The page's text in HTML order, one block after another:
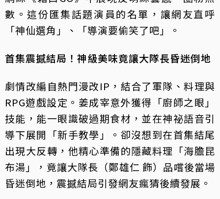
數。這份匯集話題演員的名單，讓網友直呼
「神仙選角」、「導演要偷笑了吧」。
首集震撼結局！神級美味竟讓大隊長昏迷倒地
劇情改編自熱門漫改IP，結合了軍隊、料理與
RPG遊戲設定。姜成宰意外獲得「廚師之眼」
技能，能一眼識破過期食材，並在神祕語音引
導下展開「新手教學」。卻沒想到在首集結尾
出現大反轉，他精心準備的隱藏料理「海膽昆
布湯」，竟讓大隊長（鄭雄仁 飾）品嚐後當場
昏迷倒地，震撼結局引發網友瘋猜後續發展。